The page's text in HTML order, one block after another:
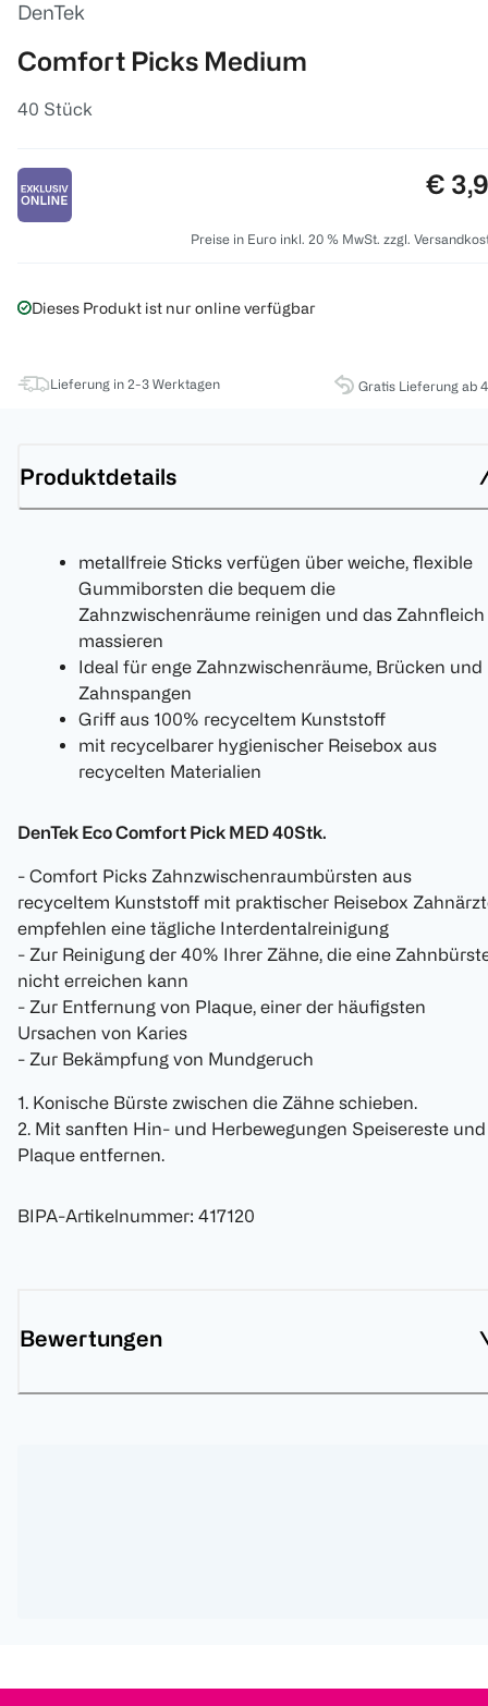
DenTek
Comfort Picks Medium
40 Stück
€
Preise in Euro inkl. 20 % MwSt. zzgl.
Dieses Produkt ist nur online verfügbar
Lieferung in 2-3 Werktagen Gratis Lieferung ab
Produktdetails
metallfreie Sticks verfügen über weiche, flexible
Gummiborsten die bequem die
Zahnzwischenräume reinigen und das Zahnfleich
massieren
Ideal für enge Zahnzwischenräume, Brücken und
Zahnspangen
Griff aus 100% recyceltem Kunststoff
mit recycelbarer hygienischer Reisebox aus
recycelten Materialien
DenTek Eco Comfort Pick MED 40Stk.
- Comfort Picks Zahnzwischenraumbürsten aus
recyceltem Kunststoff mit praktischer Reisebox
empfehlen eine tägliche Interdentalreinigung
- Zur Reinigung der 40% Ihrer Zähne, die eine
nicht erreichen kann
- Zur Entfernung von Plaque, einer der häufigsten
Ursachen von Karies
- Zur Bekämpfung von Mundgeruch
1. Konische Bürste zwischen die Zähne schieben.
2. Mit sanften Hin- und Herbewegungen Speisereste und
Plaque entfernen.
BIPA-Artikelnummer: 417120
Bewertungen